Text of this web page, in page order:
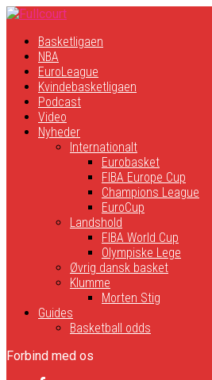
Basketligaen
NBA
EuroLeague
Kvindebasketligaen
Podcast
Video
Nyheder
Internationalt
Eurobasket
FIBA Europe Cup
Champions League
EuroCup
Landshold
FIBA World Cup
Olympiske Lege
Øvrig dansk basket
Klumme
Morten Stig
Guides
Basketball odds
Forbind med os